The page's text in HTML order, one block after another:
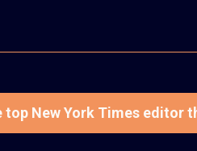
top New York Times editor